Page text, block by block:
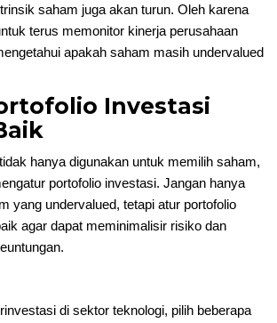
saham juga akan turun. Oleh karena
terus memonitor kinerja perusahaan
apakah saham masih undervalued
Investasi
hanya digunakan untuk memilih saham,
portofolio investasi. Jangan hanya
yang undervalued, tetapi atur portofolio
agar dapat meminimalisir risiko dan
di sektor teknologi, pilih beberapa